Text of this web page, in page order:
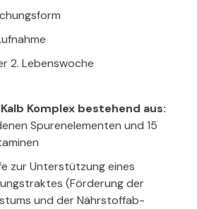
2. Lebenswoche
Komplex bestehend aus:
Spurenelementen und 15
zur Unterstützung eines
(Förderung der
und der Nährstoffab-